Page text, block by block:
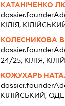
КАТАНІЧЕНКО
КІЛІЯ,
КОЛЕСНИКОВА
24/25, КІЛІЯ,
КОЖУХАРЬ
КІЛІЙСЬКИЙ,